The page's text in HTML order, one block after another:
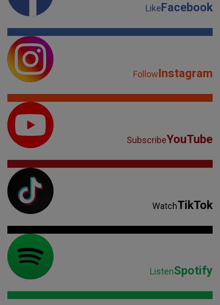
LikeFacebook
FollowInstagram
SubscribeYouTube
WatchTikTok
ListenSpotify